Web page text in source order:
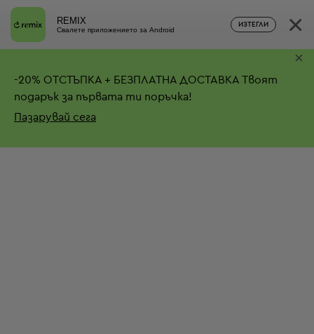
REMIX
Свалете приложението за Android
ИЗТЕГЛИ ×
-20% ОТСТЪПКА + БЕЗПЛАТНА ДОСТАВКА Твоят
подарък за първата ти поръчка!
Пазарувай сега
×